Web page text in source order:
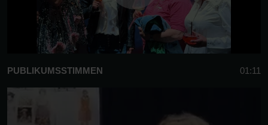
PUBLIKUMSSTIMMEN 01:11